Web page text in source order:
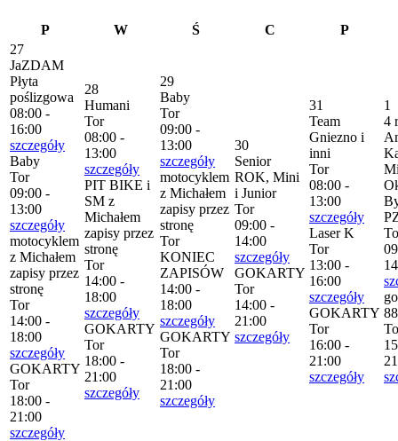
P W Ś C
P
27
JaZDAM
Płyta
poślizgowa
08:00 -
16:00
szczegóły
Baby
Tor
09:00 -
13:00
szczegóły
motocyklem
z Michałem
zapisy przez
stronę
Tor
14:00 -
18:00
szczegóły
GOKARTY
Tor
18:00 -
21:00
szczegóły
28
Humani
Tor
08:00 -
13:00
szczegóły
PIT BIKE i
SM z
Michałem
zapisy przez
stronę
Tor
14:00 -
18:00
szczegóły
GOKARTY
Tor
18:00 -
21:00
szczegóły
29
Baby
Tor
09:00 -
13:00
szczegóły
motocyklem
z Michałem
zapisy przez
stronę
Tor
KONIEC
ZAPISÓW
14:00 -
18:00
szczegóły
GOKARTY
Tor
18:00 -
21:00
szczegóły
30
Senior
ROK, Mini
i Junior
Tor
09:00 -
14:00
szczegóły
GOKARTY
Tor
14:00 -
21:00
szczegóły
31
Team
Gniezno i
inni
Tor
08:00 -
13:00
szczegóły
Laser K
Tor
13:00 -
16:00
szczegóły
GOKARTY
Tor
16:00 -
21:00
szczegóły
1
4